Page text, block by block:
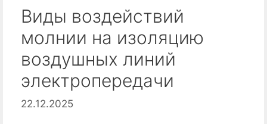
Виды воздействий
молнии на изоляцию
воздушных линий
электропередачи
22.12.2025